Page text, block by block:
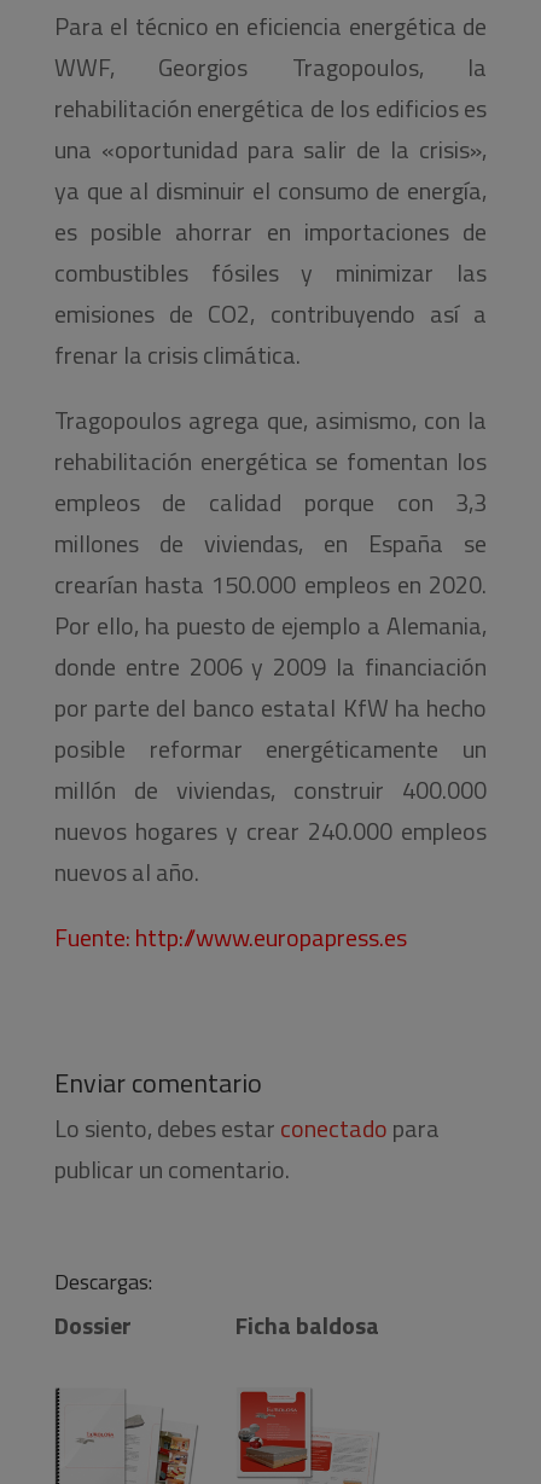
Para el técnico en eficiencia energética de
WWF, Georgios Tragopoulos, la
rehabilitación energética de los edificios es
una «oportunidad para salir de la crisis»,
ya que al disminuir el consumo de energía,
es posible ahorrar en importaciones de
combustibles fósiles y minimizar las
emisiones de CO2, contribuyendo así a
frenar la crisis climática.
Tragopoulos agrega que, asimismo, con la
rehabilitación energética se fomentan los
empleos de calidad porque con 3,3
millones de viviendas, en España se
crearían hasta 150.000 empleos en 2020.
Por ello, ha puesto de ejemplo a Alemania,
donde entre 2006 y 2009 la financiación
por parte del banco estatal KfW ha hecho
posible reformar energéticamente un
millón de viviendas, construir 400.000
nuevos hogares y crear 240.000 empleos
nuevos al año.
Fuente:http://www.europapress.es
Enviar comentario
Lo siento, debes estarconectadopara
publicar un comentario.
Descargas:
Dossier Ficha baldosa